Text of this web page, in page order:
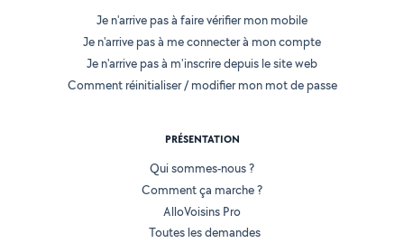
Je n'arrive pas à faire vérifier mon mobile
Je n'arrive pas à me connecter à mon compte
Je n'arrive pas à m'inscrire depuis le site web
Comment réinitialiser / modifier mon mot de passe
PRÉSENTATION
Qui sommes-nous ?
Comment ça marche ?
AlloVoisins Pro
Toutes les demandes